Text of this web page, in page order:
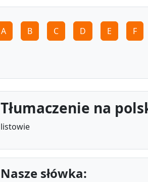
A B C D E F
Tłumaczenie na
listowie
Nasze słówka: